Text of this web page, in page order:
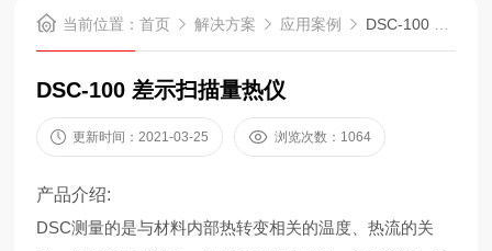
当前位置：首页 解决方案 应用案例 DSC-100 差示扫描量热仪
DSC-100 差示扫描量热仪
更新时间：2021-03-25 浏览次数：1064
产品介绍:
DSC测量的是与材料内部热转变相关的温度、热流的关